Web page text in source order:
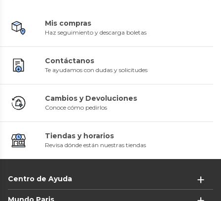
Mis compras
Haz seguimiento y descarga boletas
Contáctanos
Te ayudamos con dudas y solicitudes
Cambios y Devoluciones
Conoce cómo pedirlos
Tiendas y horarios
Revisa dónde están nuestras tiendas
Centro de Ayuda